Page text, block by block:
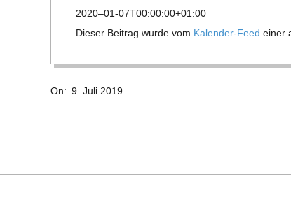
D
S
2020–01-07T00:00:00+01:00
Die­ser Bei­trag wurde vom Kalen­der-Feed einer
07-
On: 9. Juli 2019